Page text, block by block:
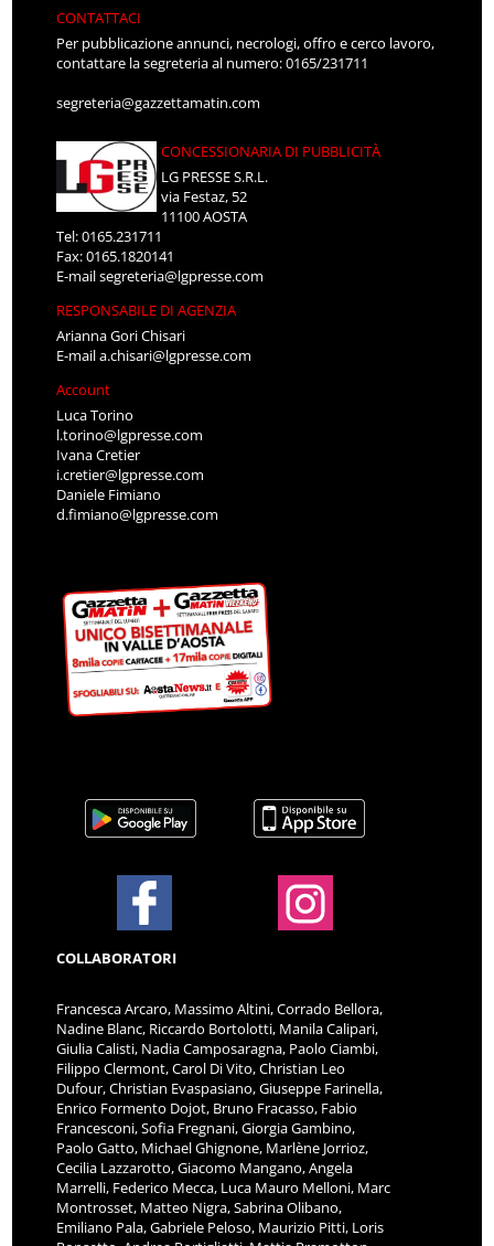
CONTATTACI
Per pubblicazione annunci, necrologi, offro e cerco lavoro,
contattare la segreteria al numero: 0165/231711
segreteria@gazzettamatin.com
CONCESSIONARIA DI PUBBLICITÀ
LG PRESSE S.R.L.
via Festaz, 52
11100 AOSTA
Tel: 0165.231711
Fax: 0165.1820141
E-mailsegreteria@lgpresse.com
RESPONSABILE DI AGENZIA
Arianna Gori Chisari
E-maila.chisari@lgpresse.com
Account
Luca Torino
l.torino@lgpresse.com
Ivana Cretier
i.cretier@lgpresse.com
Daniele Fimiano
d.fimiano@lgpresse.com
COLLABORATORI
Francesca Arcaro, Massimo Altini, Corrado Bellora,
Nadine Blanc, Riccardo Bortolotti, Manila Calipari,
Giulia Calisti, Nadia Camposaragna, Paolo Ciambi,
Filippo Clermont, Carol Di Vito, Christian Leo
Dufour, Christian Evaspasiano, Giuseppe Farinella,
Enrico Formento Dojot, Bruno Fracasso, Fabio
Francesconi, Sofia Fregnani, Giorgia Gambino,
Paolo Gatto, Michael Ghignone, Marlène Jorrioz,
Cecilia Lazzarotto, Giacomo Mangano, Angela
Marrelli, Federico Mecca, Luca Mauro Melloni, Marc
Montrosset, Matteo Nigra, Sabrina Olibano,
Emiliano Pala, Gabriele Peloso, Maurizio Pitti, Loris